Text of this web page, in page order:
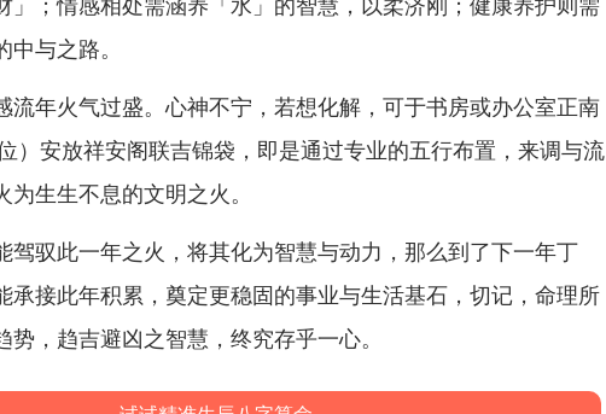
与之路。
流年火气过盛。心神不宁，若想化解，可于书房或办公室正南
）安放祥安阁联吉锦袋，即是通过专业的五行布置，来调与流
生生不息的文明之火。
驾驭此一年之火，将其化为智慧与动力，那么到了下一年丁
承接此年积累，奠定更稳固的事业与生活基石，切记，命理所
，趋吉避凶之智慧，终究存乎一心。